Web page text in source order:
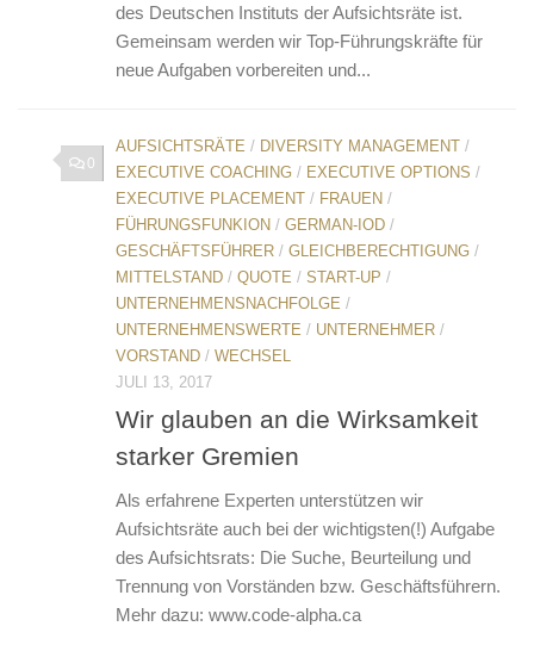
des Deutschen Instituts der Aufsichtsräte ist.
Gemeinsam werden wir Top-Führungskräfte für
neue Aufgaben vorbereiten und...
0
AUFSICHTSRÄTE / DIVERSITY MANAGEMENT /
EXECUTIVE COACHING / EXECUTIVE OPTIONS /
EXECUTIVE PLACEMENT / FRAUEN /
FÜHRUNGSFUNKION / GERMAN-IOD /
GESCHÄFTSFÜHRER / GLEICHBERECHTIGUNG /
MITTELSTAND / QUOTE / START-UP /
UNTERNEHMENSNACHFOLGE /
UNTERNEHMENSWERTE / UNTERNEHMER /
VORSTAND / WECHSEL
JULI 13, 2017
Wir glauben an die Wirksamkeit
starker Gremien
Als erfahrene Experten unterstützen wir
Aufsichtsräte auch bei der wichtigsten(!) Aufgabe
des Aufsichtsrats: Die Suche, Beurteilung und
Trennung von Vorständen bzw. Geschäftsführern.
Mehr dazu: www.code-alpha.ca